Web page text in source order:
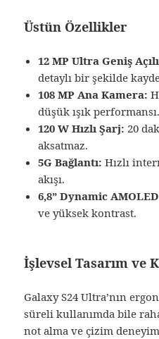
Üstün Özellikler
12 MP Ultra Geniş
detaylı bir şekilde
108 MP Ana Kamera:
düşük ışık performansı.
120 W Hızlı Şarj: 20
aksatmaz.
5G Bağlantı: Hızlı
akışı.
6,8” Dynamic
ve yüksek kontrast.
İşlevsel Tasarım ve
Galaxy S24 Ultra’nın
süreli kullanımda bile
not alma ve çizim